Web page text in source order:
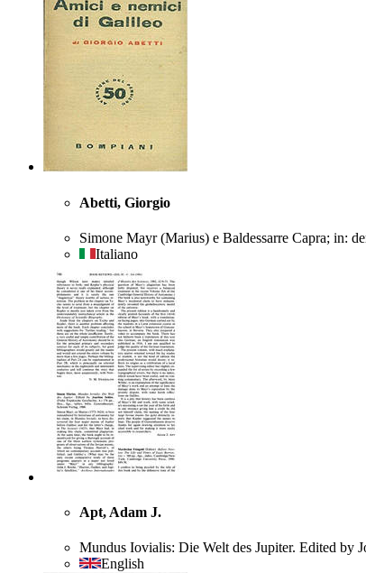
Abetti, Giorgio
Simone Mayr (Marius) e Baldessarre Capra; in:
Italiano
Apt, Adam J.
Mundus Iovialis: Die Welt des Jupiter. Edited by
English